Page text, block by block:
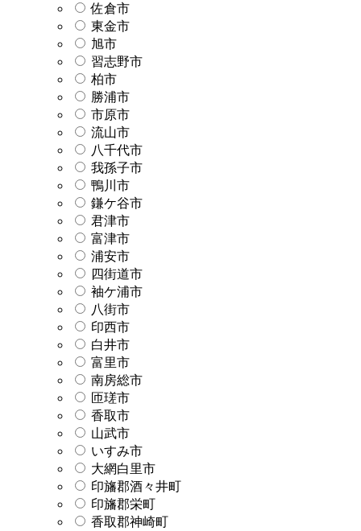
佐倉市
東金市
旭市
習志野市
柏市
勝浦市
市原市
流山市
八千代市
我孫子市
鴨川市
鎌ケ谷市
君津市
富津市
浦安市
四街道市
袖ケ浦市
八街市
印西市
白井市
富里市
南房総市
匝瑳市
香取市
山武市
いすみ市
大網白里市
印旛郡酒々井町
印旛郡栄町
香取郡神崎町